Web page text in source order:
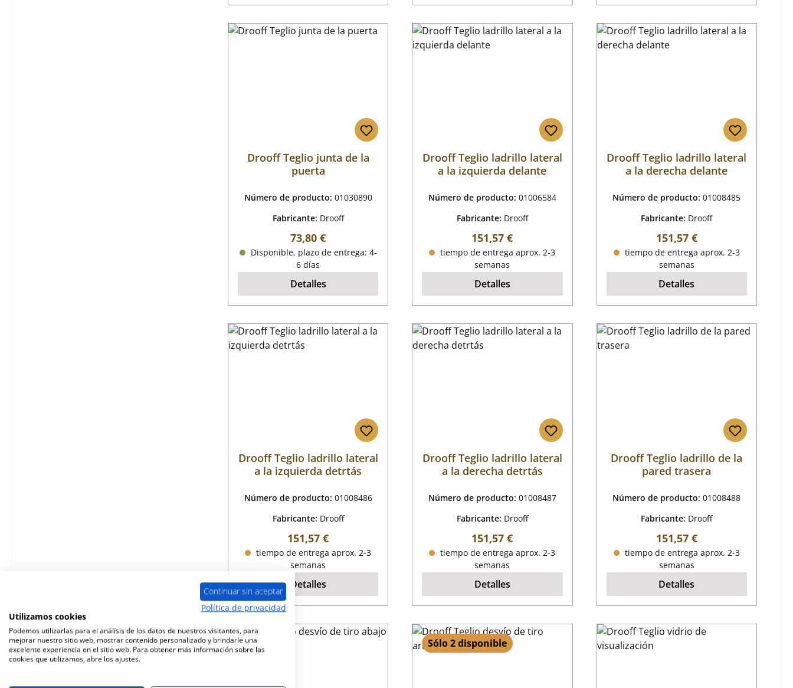
Drooff Teglio junta de la
puerta
Número de producto: 01030890
Fabricante: Drooff
Precio normal:
73,80 €
Disponible, plazo de entrega: 4-
6 días
Detalles
Drooff Teglio ladrillo lateral
a la izquierda delante
Número de producto: 01006584
Fabricante: Drooff
Precio normal:
151,57 €
tiempo de entrega aprox. 2-3
semanas
Detalles
Drooff Teglio ladrillo lateral
a la derecha delante
Número de producto:01008485
Fabricante: Drooff
Precio normal:
151,57 €
tiempo de entrega aprox. 2-3
semanas
Detalles
Drooff Teglio ladrillo lateral
a la izquierda detrtás
Número de producto: 01008486
Fabricante: Drooff
Precio normal:
151,57 €
tiempo de entrega aprox. 2-3
semanas
Detalles
Drooff Teglio ladrillo lateral
a la derecha detrtás
Número de producto: 01008487
Fabricante: Drooff
Precio normal:
151,57 €
tiempo de entrega aprox. 2-3
semanas
Detalles
Drooff Teglio ladrillo de la
pared trasera
Número de producto:01008488
Fabricante: Drooff
Precio normal:
151,57 €
tiempo de entrega aprox. 2-3
semanas
Detalles
Sólo 2 disponible
Continuar sin aceptar
Política de privacidad
Utilizamos cookies
Podemos utilizarlas para el análisis de los datos de nuestros visitantes, para
mejorar nuestro sitio web, mostrar contenido personalizado y brindarle una
excelente experiencia en el sitio web. Para obtener más información sobre las
cookies que utilizamos, abre los ajustes.